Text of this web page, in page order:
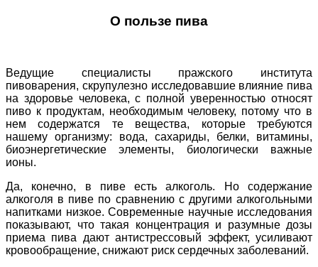
О пользе пива
Ведущие специалисты пражского института
пивоварения, скрупулезно исследовавшие влияние пива
на здоровье человека, с полной уверенностью относят
пиво к продуктам, необходимым человеку, потому что в
нем содержатся те вещества, которые требуются
нашему организму: вода, сахариды, белки, витамины,
биоэнергетические элементы, биологически важные
ионы.
Да, конечно, в пиве есть алкоголь. Но содержание
алкоголя в пиве по сравнению с другими алкогольными
напитками низкое. Современные научные исследования
показывают, что такая концентрация и разумные дозы
приема пива дают антистрессовый эффект, усиливают
кровообращение, снижают риск сердечных заболеваний.